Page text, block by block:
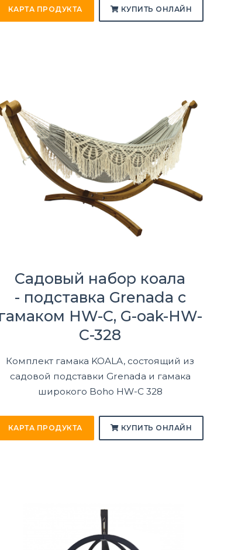
КАРТА ПРОДУКТА КУПИТЬ ОНЛАЙН
Садовый набор коала
- подставка Grenada с
гамаком HW-C, G-oak-HW-
C-328
Комплект гамака KOALA, состоящий из
садовой подставки Grenada и гамака
широкого Boho HW-C 328
КАРТА ПРОДУКТА КУПИТЬ ОНЛАЙН